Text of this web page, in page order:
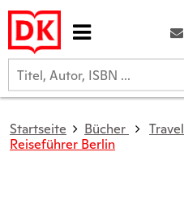
Startseite Bücher Travel
Reiseführer Berlin